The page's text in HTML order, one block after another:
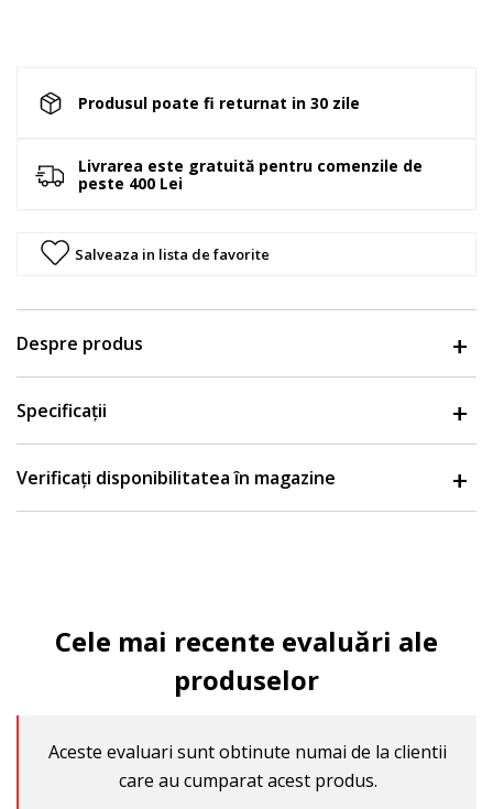
Produsul poate fi returnat in 30 zile
Livrarea este gratuită pentru comenzile de
peste 400 Lei
Salveaza in lista de favorite
Despre produs
Specificații
Verificați disponibilitatea în magazine
Cele mai recente evaluări ale
produselor
Aceste evaluari sunt obtinute numai de la clientii
care au cumparat acest produs.